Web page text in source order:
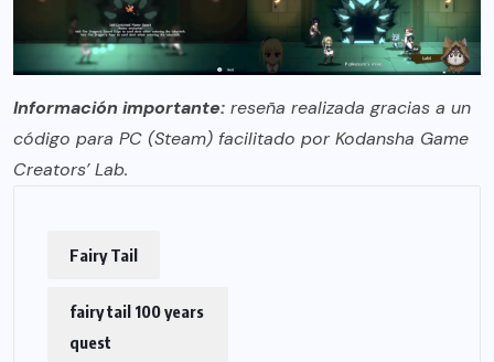
Información importante: reseña realizada gracias a un
código para PC (Steam) facilitado por Kodansha Game
Creators’ Lab.
Fairy Tail
fairy tail 100 years
quest